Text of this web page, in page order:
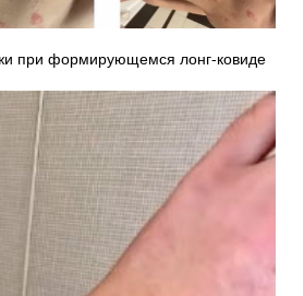
при формирующемся лонг-ковиде